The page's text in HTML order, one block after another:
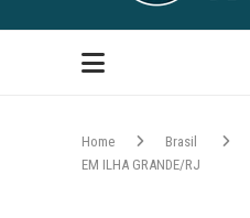
Home Brasil
EM ILHA GRANDE/RJ